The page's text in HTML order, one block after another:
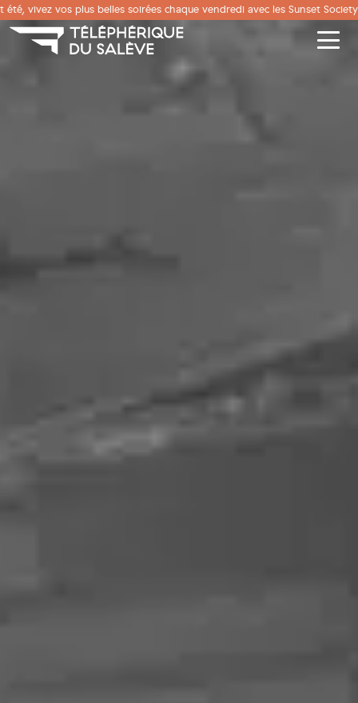
été, vivez vos plus belles soirées chaque vendredi avec les Sunset Society.
Panneau de gestion des cookies